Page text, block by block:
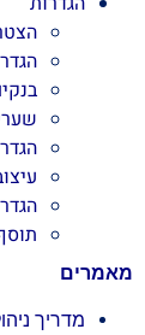
מאמרים
מדריך